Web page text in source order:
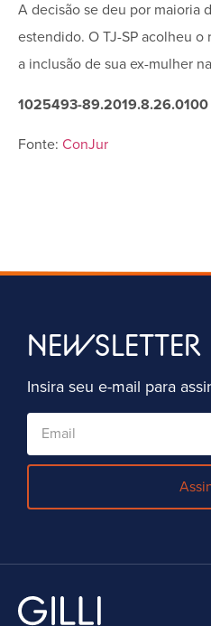
A decisão se deu por maioria
estendido. O TJ-SP acolheu
a inclusão de sua ex-mulher
1025493-89.2019.8.26.0100
Fonte: ConJur
NEWSLETTER
Insira seu e-mail para